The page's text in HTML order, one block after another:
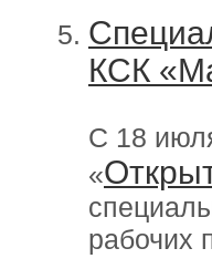
КСК
С 18
«
рабочих